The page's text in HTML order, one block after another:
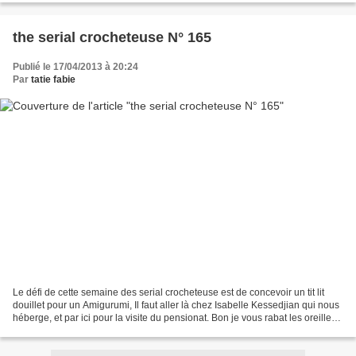
the serial crocheteuse N° 165
Publié le 17/04/2013 à 20:24
Par tatie fabie
Le défi de cette semaine des serial crocheteuse est de concevoir un tit lit
douillet pour un Amigurumi, Il faut aller là chez Isabelle Kessedjian qui nous
héberge, et par ici pour la visite du pensionat. Bon je vous rabat les oreille